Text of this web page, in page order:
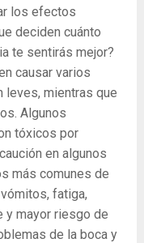
los efectos
deciden cuánto
te sentirás mejor?
causar varios
leves, mientras que
Algunos
tóxicos por
en algunos
más comunes de
fatiga,
y mayor riesgo de
de la boca y